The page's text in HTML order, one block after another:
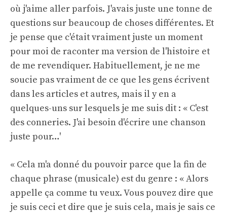
où j'aime aller parfois. J'avais juste une tonne de
questions sur beaucoup de choses différentes. Et
je pense que c'était vraiment juste un moment
pour moi de raconter ma version de l'histoire et
de me revendiquer. Habituellement, je ne me
soucie pas vraiment de ce que les gens écrivent
dans les articles et autres, mais il y en a
quelques-uns sur lesquels je me suis dit : « C'est
des conneries. J'ai besoin d'écrire une chanson
juste pour…'
« Cela m'a donné du pouvoir parce que la fin de
chaque phrase (musicale) est du genre : « Alors
appelle ça comme tu veux. Vous pouvez dire que
je suis ceci et dire que je suis cela, mais je sais ce